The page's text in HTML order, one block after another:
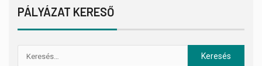
PÁLYÁZAT KERESŐ